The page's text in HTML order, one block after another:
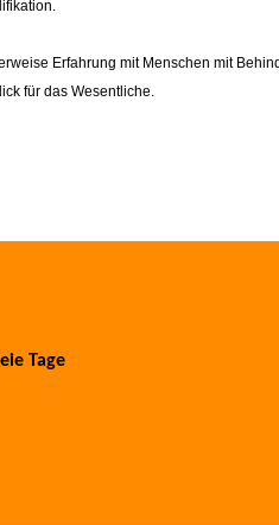
Erfahrung mit Menschen mit
für das Wesentliche.
Tage